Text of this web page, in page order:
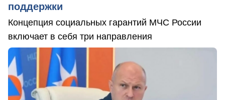
поддержки
Концепция социальных гарантий МЧС России
включает в себя три направления